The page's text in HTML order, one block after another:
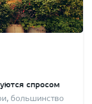
спросом
большинство